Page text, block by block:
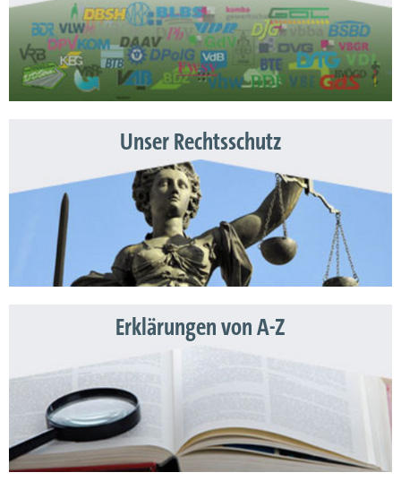
Unser Rechtsschutz
Erklärungen von A-Z